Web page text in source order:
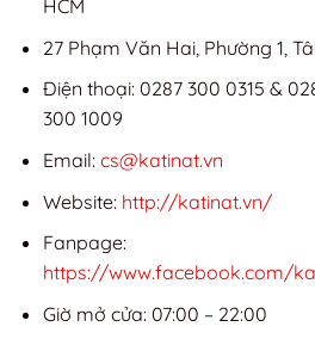
HCM
27 Phạm Văn Hai, Phường 1,
Điện thoại: 0287 300 0315 &
300 1009
Email: cs@katinat.vn
Website: http://katinat.vn/
Fanpage:
https://www.facebook.com/
Giờ mở cửa: 07:00 – 22:00